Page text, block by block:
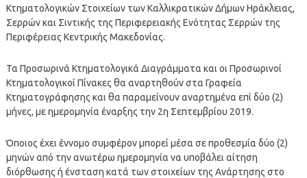
Κτηματολογικών Στοιχείων των Καλλικρατικών Δήμων Ηράκλειας,
Σερρών και Σιντικής της Περιφερειακής Ενότητας Σερρών της
Περιφέρειας Κεντρικής Μακεδονίας.
Τα Προσωρινά Κτηματολογικά Διαγράμματα και οι Προσωρινοί
Κτηματολογικοί Πίνακες θα αναρτηθούν στα Γραφεία
Κτηματογράφησης και θα παραμείνουν αναρτημένα επί δύο (2)
μήνες, με ημερομηνία έναρξης την 2η Σεπτεμβρίου 2019.
Όποιος έχει έννομο συμφέρον μπορεί μέσα σε προθεσμία δύο (2)
μηνών από την ανωτέρω ημερομηνία να υποβάλει αίτηση
διόρθωσης ή ένσταση κατά των στοιχείων της Ανάρτησης στο